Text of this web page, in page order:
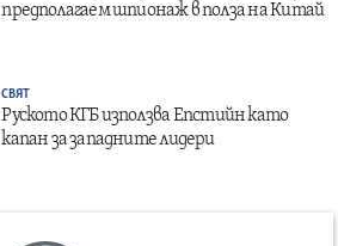
предполагаем шпионаж в полза на Китай
СВЯТ
Руското КГБ използва Епстийн като
капан за западните лидери